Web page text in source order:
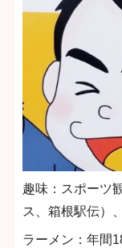
趣味：スポーツ
ス、箱根駅伝）
ラーメン：年間